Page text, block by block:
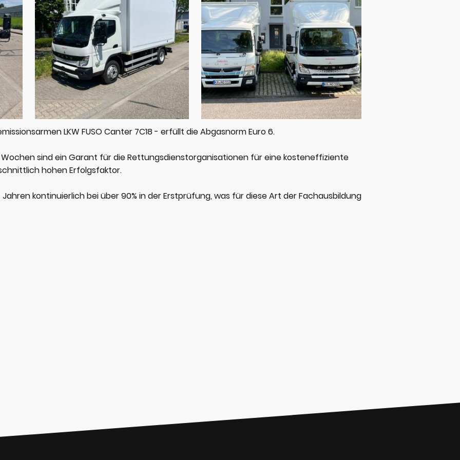
LKW FUSO Canter 7C18 - erfüllt die Abgasnorm Euro 6.
sind ein Garant für die Rettungsdienstorganisationen für eine kosteneffiziente
hohen Erfolgsfaktor.
kontinuierlich bei über 90% in der Erstprüfung, was für diese Art der Fachausbildung